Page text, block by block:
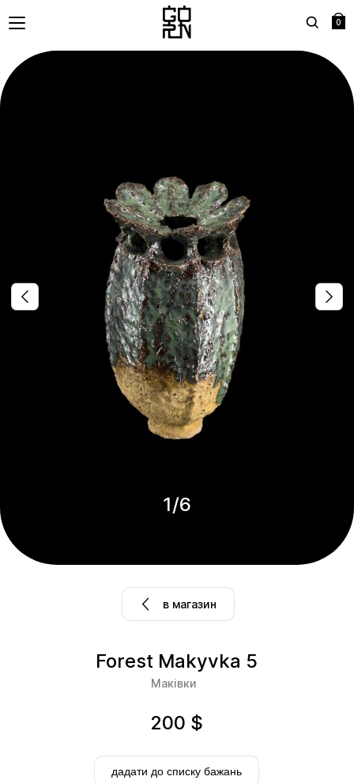
0
в магазин
1/6
Forest Makyvka 5
Маківки
200 $
дадати до списку бажань